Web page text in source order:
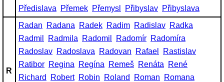
Předislava
Přemek Přemysl Přibyslav Přibyslava
R
Radan Radana Radek Radim Radislav Radka
Radmil
Radmila Radomil Radomír Radomíra
Radoslav Radoslava Radovan Rafael
Rastislav
Ratibor Regina Regína Remeš Renáta
René
Richard
Robert Robin Roland Roman
Romana